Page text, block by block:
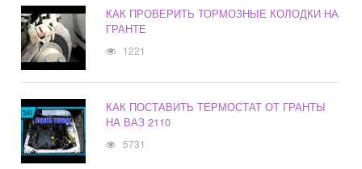
КАК ПРОВЕРИТЬ ТОРМОЗНЫЕ КОЛОДКИ НА
ГРАНТЕ
1221
КАК ПОСТАВИТЬ ТЕРМОСТАТ ОТ ГРАНТЫ
НА ВАЗ 2110
5731